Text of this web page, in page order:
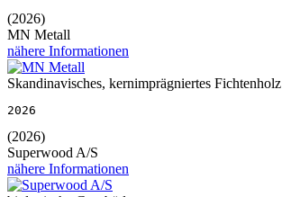
(2026)
MN Metall
nähere Informationen
Skandinavisches, kernimprägniertes Fichtenholz
2026
(2026)
Superwood A/S
nähere Informationen